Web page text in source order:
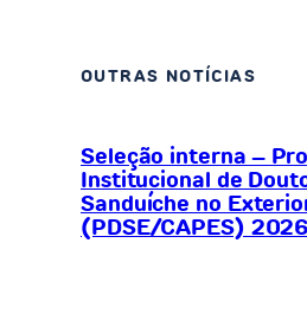
OUTRAS NOTÍCIAS
Seleção interna –
Institucional de
Sanduíche no
(PDSE/CAPES) 2026